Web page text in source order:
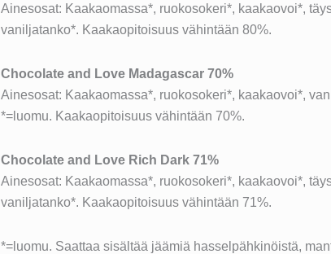
Ainesosat: Kaakaomassa*, ruokosokeri*, kaakaovoi*,
vaniljatanko*. Kaakaopitoisuus vähintään 80%.
Chocolate and Love Madagascar 70%
Ainesosat: Kaakaomassa*, ruokosokeri*, kaakaovoi*,
*=luomu. Kaakaopitoisuus vähintään 70%.
Chocolate and Love Rich Dark 71%
Ainesosat: Kaakaomassa*, ruokosokeri*, kaakaovoi*,
vaniljatanko*. Kaakaopitoisuus vähintään 71%.
*=luomu. Saattaa sisältää jäämiä hasselpähkinöistä,